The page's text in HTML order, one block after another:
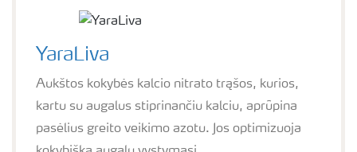
YaraLiva
Aukštos kokybės kalcio nitrato trąšos, kurios,
kartu su augalus stiprinančiu kalciu, aprūpina
pasėlius greito veikimo azotu. Jos optimizuoja